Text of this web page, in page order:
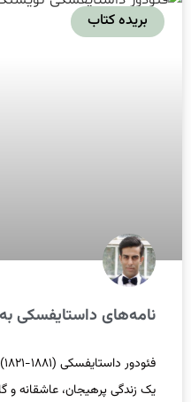
بریده کتاب
نامه‌های داستایفسکی به
یک زندگی پرهیجان، عاشقانه